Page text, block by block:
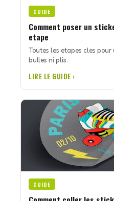
GUIDE
Comment poser un
etape
Toutes les etapes cles
bulles ni plis.
LIRE LE GUIDE ›
GUIDE